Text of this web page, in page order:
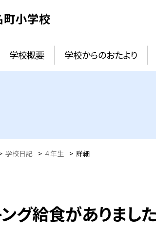
小学校
学校概要 学校からのおたより
学校日記 > ４年生 > 詳細
グ給食がありました